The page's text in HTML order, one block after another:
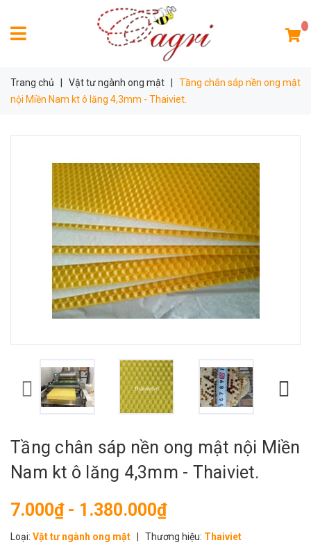
Trang chủ Vật tư ngành ong mật
Tầng chân sáp nền ong mật
nội Miền Nam kt ô lăng 4,3mm - Thaiviet.
Tầng chân sáp nền ong mật nội Miền
Nam kt ô lăng 4,3mm - Thaiviet.
7.000₫ - 1.380.000₫
Loại: Vật tư ngành ong mật Thương hiệu: Thaiviet